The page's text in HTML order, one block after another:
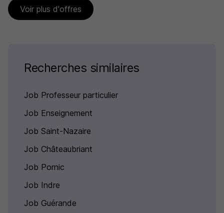
Voir plus d'offres
Recherches similaires
Job Professeur particulier
Job Enseignement
Job Saint-Nazaire
Job Châteaubriant
Job Pornic
Job Indre
Job Guérande